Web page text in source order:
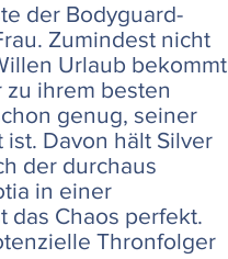
der Bodyguard-
Zumindest nicht
Urlaub bekommt
ihrem besten
genug, seiner
Davon hält Silver
der durchaus
in einer
das Chaos perfekt.
Thronfolger